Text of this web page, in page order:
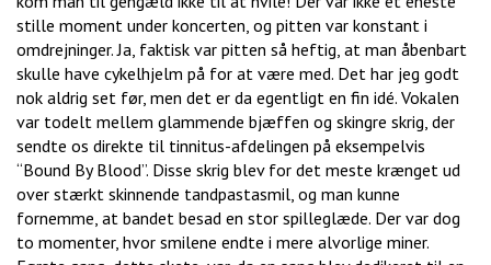
stille moment under koncerten, og pitten var konstant i
omdrejninger. Ja, faktisk var pitten så heftig, at man åbenbart
skulle have cykelhjelm på for at være med. Det har jeg godt
nok aldrig set før, men det er da egentligt en fin idé. Vokalen
var todelt mellem glammende bjæffen og skingre skrig, der
sendte os direkte til tinnitus-afdelingen på eksempelvis
“Bound By Blood”. Disse skrig blev for det meste krænget ud
over stærkt skinnende tandpastasmil, og man kunne
fornemme, at bandet besad en stor spilleglæde. Der var dog
to momenter, hvor smilene endte i mere alvorlige miner.